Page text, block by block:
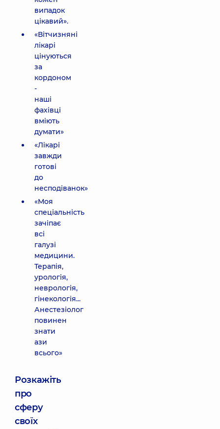
випадок
цікавий».
«Вітчизняні
лікарі
цінуються
за
кордоном
-
наші
фахівці
вміють
думати»
«Лікарі
завжди
готові
до
несподіванок»
«Моя
спеціальність
зачіпає
всі
галузі
медицини.
Терапія,
урологія,
неврологія,
гінекологія...
Анестезіолог
повинен
знати
ази
всього»
Розкажіть
про
сферу
своїх